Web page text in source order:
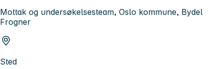
Mottak og undersøkelsesteam, Oslo kommune, Bydel
Frogner
Sted